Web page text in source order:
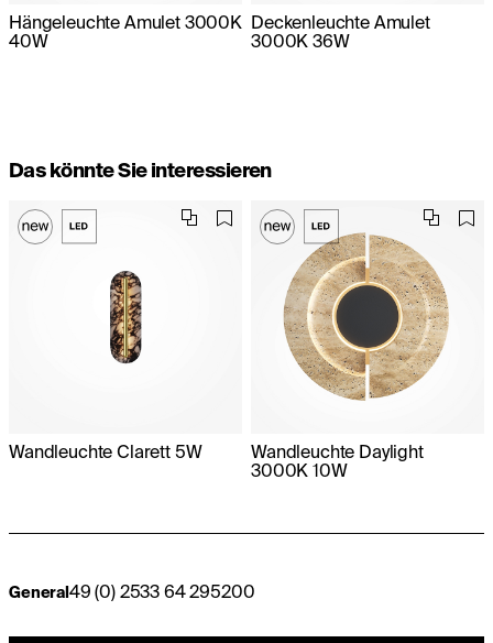
Hängeleuchte Amulet 3000K
40W
Deckenleuchte Amulet
3000K 36W
Das könnte Sie interessieren
Wandleuchte Clarett 5W
Wandleuchte Daylight
3000K 10W
General49 (0) 2533 64 295200